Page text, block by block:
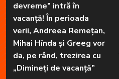
devreme” intră în
vacanță! În perioada
verii, Andreea Remețan,
Mihai Hînda și Greeg vor
da, pe rând, trezirea cu
„Dimineți de vacanță”